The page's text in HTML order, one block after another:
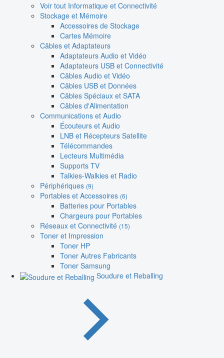
Voir tout Informatique et Connectivité
Stockage et Mémoire
Accessoires de Stockage
Cartes Mémoire
Câbles et Adaptateurs
Adaptateurs Audio et Vidéo
Adaptateurs USB et Connectivité
Câbles Audio et Vidéo
Câbles USB et Données
Câbles Spéciaux et SATA
Câbles d'Alimentation
Communications et Audio
Écouteurs et Audio
LNB et Récepteurs Satellite
Télécommandes
Lecteurs Multimédia
Supports TV
Talkies-Walkies et Radio
Périphériques (9)
Portables et Accessoires (6)
Batteries pour Portables
Chargeurs pour Portables
Réseaux et Connectivité (15)
Toner et Impression
Toner HP
Toner Autres Fabricants
Toner Samsung
Soudure et Reballing